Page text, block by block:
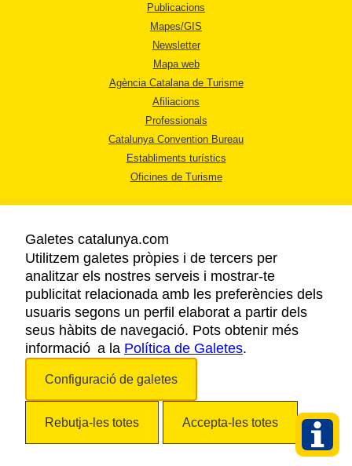
Publicacions
Mapes/GIS
Newsletter
Mapa web
Agència Catalana de Turisme
Afiliacions
Professionals
Catalunya Convention Bureau
Establiments turístics
Oficines de Turisme
AVÍS LEGAL
POLÍTICA DE PRIVACITAT
COOKIES
ACCESSIBILITAT
Galetes catalunya.com
Utilitzem galetes pròpies i de tercers per
analitzar els nostres serveis i mostrar-te
publicitat relacionada amb les preferències dels
usuaris segons un perfil elaborat a partir dels
seus hàbits de navegació. Pots obtenir més
informació a la Política de Galetes.
Configuració de galetes
Rebutja-les totes Accepta-les totes